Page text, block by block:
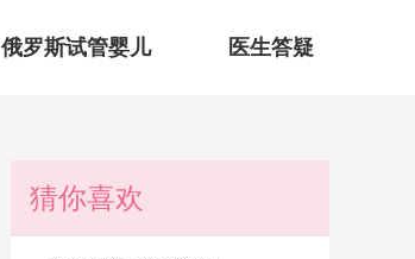
俄罗斯试管婴儿 医生答疑
猜你喜欢